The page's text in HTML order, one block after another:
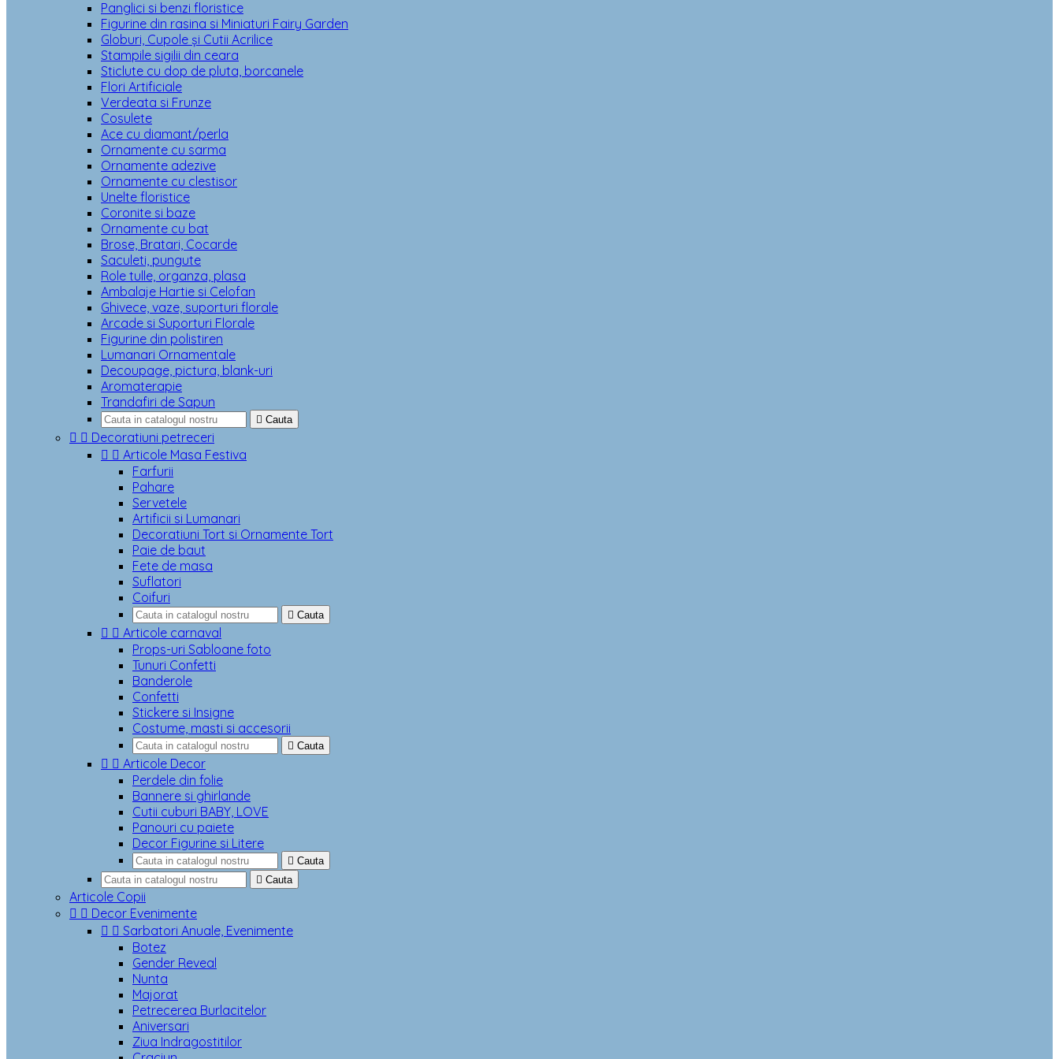
Panglici si benzi floristice
Figurine din rasina si Miniaturi Fairy Garden
Globuri, Cupole și Cutii Acrilice
Stampile sigilii din ceara
Sticlute cu dop de pluta, borcanele
Flori Artificiale
Verdeata si Frunze
Cosulete
Ace cu diamant/perla
Ornamente cu sarma
Ornamente adezive
Ornamente cu clestisor
Unelte floristice
Coronite si baze
Ornamente cu bat
Brose, Bratari, Cocarde
Saculeti, pungute
Role tulle, organza, plasa
Ambalaje Hartie si Celofan
Ghivece, vaze, suporturi florale
Arcade si Suporturi Florale
Figurine din polistiren
Lumanari Ornamentale
Decoupage, pictura, blank-uri
Aromaterapie
Trandafiri de Sapun
 Cauta
  Decoratiuni petreceri
  Articole Masa Festiva
Farfurii
Pahare
Servetele
Artificii si Lumanari
Decoratiuni Tort si Ornamente Tort
Paie de baut
Fete de masa
Suflatori
Coifuri
 Cauta
  Articole carnaval
Props-uri Sabloane foto
Tunuri Confetti
Banderole
Confetti
Stickere si Insigne
Costume, masti si accesorii
 Cauta
  Articole Decor
Perdele din folie
Bannere si ghirlande
Cutii cuburi BABY, LOVE
Panouri cu paiete
Decor Figurine si Litere
 Cauta
 Cauta
Articole Copii
  Decor Evenimente
  Sarbatori Anuale, Evenimente
Botez
Gender Reveal
Nunta
Majorat
Petrecerea Burlacitelor
Aniversari
Ziua Indragostitilor